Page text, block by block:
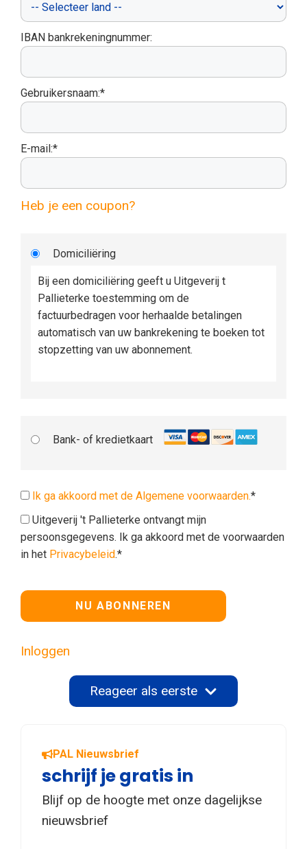
IBAN bankrekeningnummer:
Gebruikersnaam:*
E-mail:*
Heb je een coupon?
Domiciliëring
Bij een domiciliëring geeft u Uitgeverij t
Pallieterke toestemming om de
factuurbedragen voor herhaalde betalingen
automatisch van uw bankrekening te boeken tot
stopzetting van uw abonnement.
Bank- of kredietkaart
Ik ga akkoord met de Algemene voorwaarden.*
Uitgeverij 't Pallieterke ontvangt mijn
persoonsgegevens. Ik ga akkoord met de voorwaarden
in het Privacybeleid.*
Geen waarde
Inloggen
Reageer als eerste
PAL Nieuwsbrief
schrijf je gratis in
Blijf op de hoogte met onze dagelijkse
nieuwsbrief